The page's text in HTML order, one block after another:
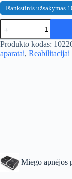
Išankstinis užsakymas
produkto
kiekis:
Miego
apnėjos
prietaisas
A
l
Produkto kodas:
aparatai, Reabilitacijai
Miego apnėjos